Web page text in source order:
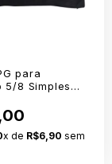
para
5/8 Simples
x de R$6,90 sem